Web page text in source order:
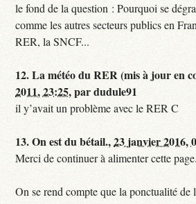
le fond de la question : Pourquoi se
comme les autres secteurs publics en
RER, la SNCF...
12.La météo du RER (mis à jour en
2011, 23:25,pardudule91
il y’avait un problème avec le RER C
13.On est du bétail.,23 janvier 2016,
Merci de continuer à alimenter cette page.
On se rend compte que la ponctualité de